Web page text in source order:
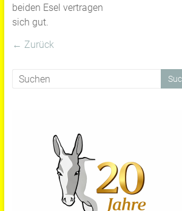
beiden Esel vertragen
sich gut.
← Zurück